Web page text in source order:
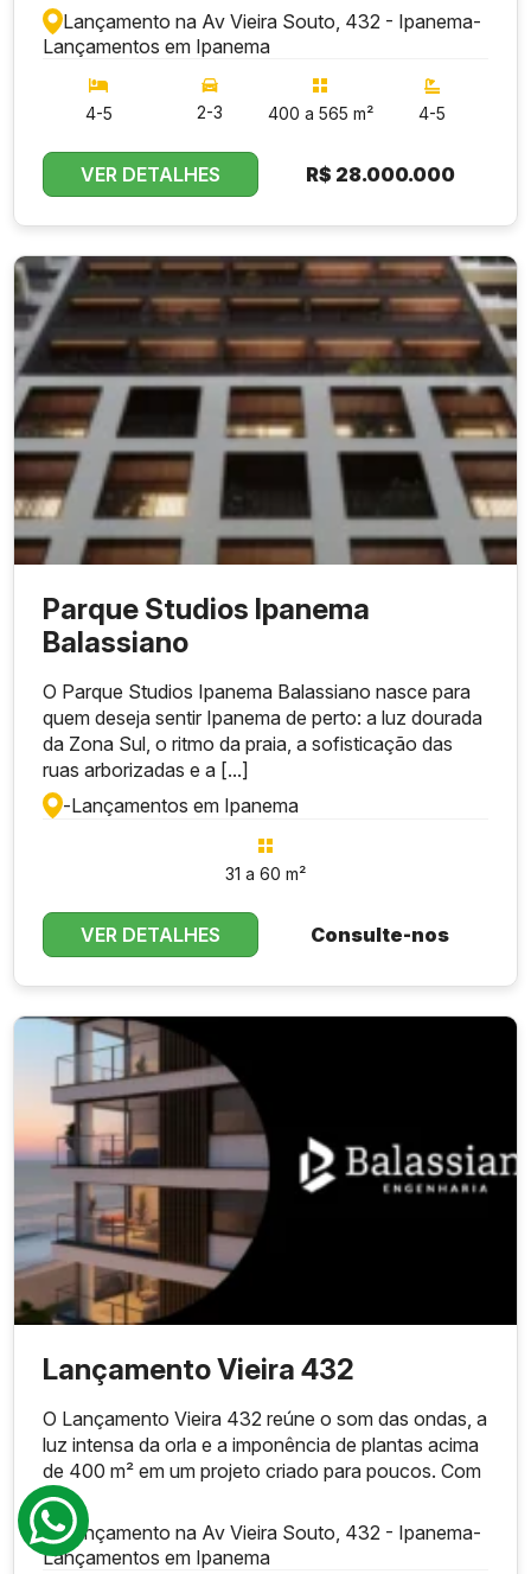
Lançamento na Av Vieira Souto, 432 - Ipanema-
Lançamentos em Ipanema
4-5 2-3 400 a 565 m² 4-5
VER DETALHES R$ 28.000.000
Parque Studios Ipanema
Balassiano
O Parque Studios Ipanema Balassiano nasce para
quem deseja sentir Ipanema de perto: a luz dourada
da Zona Sul, o ritmo da praia, a sofisticação das
ruas arborizadas e a [...]
-Lançamentos em Ipanema
31 a 60 m²
VER DETALHES Consulte-nos
Lançamento Vieira 432
O Lançamento Vieira 432 reúne o som das ondas, a
luz intensa da orla e a imponência de plantas acima
de 400 m² em um projeto criado para poucos. Com
[...]
Lançamento na Av Vieira Souto, 432 - Ipanema-
Lançamentos em Ipanema